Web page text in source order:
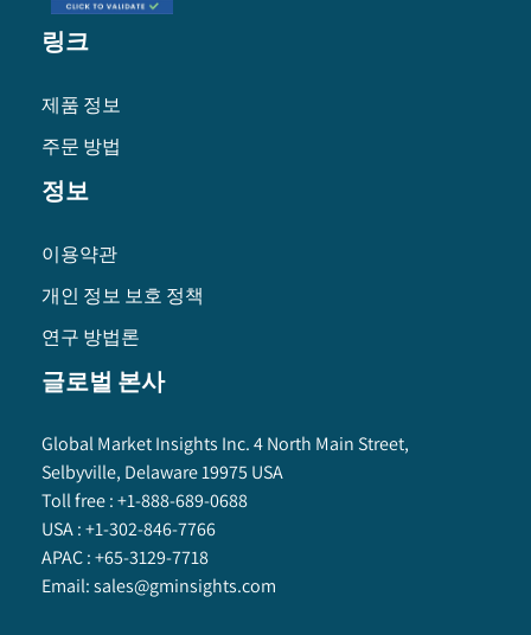
링크
제품 정보
주문 방법
정보
이용약관
개인 정보 보호 정책
연구 방법론
글로벌 본사
Global Market Insights Inc. 4 North Main Street,
Selbyville, Delaware 19975 USA
Toll free :+1-888-689-0688
USA :+1-302-846-7766
APAC :+65-3129-7718
Email:sales@gminsights.com